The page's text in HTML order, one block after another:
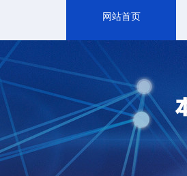
网站首页